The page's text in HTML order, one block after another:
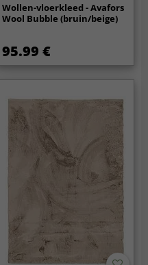
Wollen-vloerkleed - Avafors
Wool Bubble (bruin/beige)
95.99 €